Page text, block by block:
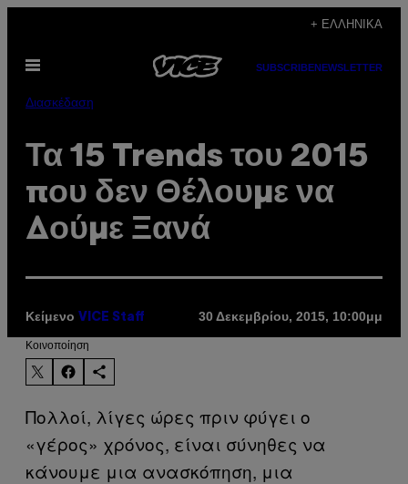
περιεχόμενο
+ ΕΛΛΗΝΙΚΆ
Ανοίξτε
SUBSCRIBENEWSLETTER
Διασκέδαση
Τα 15 Trends του 2015
που δεν Θέλουμε να
Δούμε Ξανά
Κείμενο VICE Staff 30 Δεκεμβρίου, 2015, 10:00μμ
Kοινοποίηση
Πολλοί, λίγες ώρες πριν φύγει ο
«γέρος» χρόνος, είναι σύνηθες να
κάνουμε μια ανασκόπηση, μια